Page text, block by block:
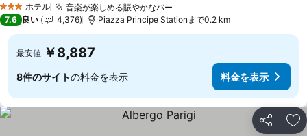
3 ホテルのランク
ホテル 音楽が楽しめる賑やかなバー
7.6 良い 4,376 Piazza Principe Stationまで0.2 km
最安値 ￥8,887
8件のサイトの料金を表示 料金を表示
シェア お